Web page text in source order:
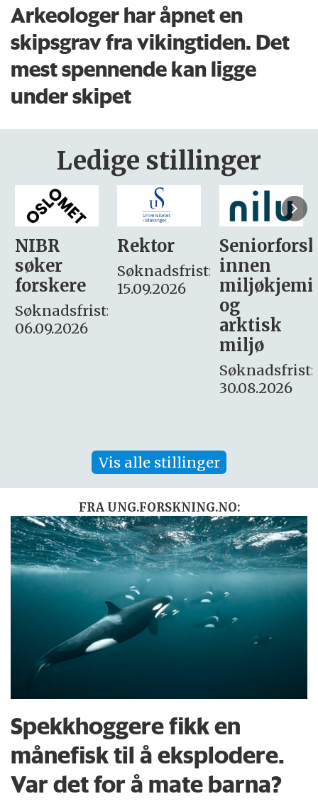
Arkeologer har åpnet en
skipsgrav fra vikingtiden. Det
mest spennende kan ligge
under skipet
Ledige stillinger
Rektor
Søknadsfrist:
15.09.2026
Seniorforsker
innen
miljøkjemi
søker
– fast
Søknadsfrist:
16. august.
Vis alle stillinger
FRA UNG.FORSKNING.NO:
Spekkhoggere fikk en
månefisk til å eksplodere.
Var det for å mate barna?